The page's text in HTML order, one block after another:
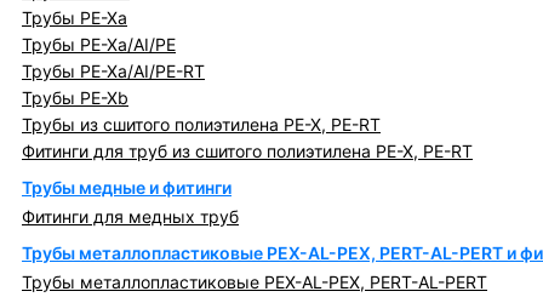
Трубы PE-Xa
Трубы PE-Xa/AI/PE
Трубы PE-Xa/AI/PE-RT
Трубы PE-Xb
Трубы из сшитого полиэтилена PE-X, PE-RT
Фитинги для труб из сшитого полиэтилена PE-X, PE-RT
Трубы медные и фитинги
Фитинги для медных труб
Трубы металлопластиковые PEX-AL-PEX, PERT-AL-PERT и
Трубы металлопластиковые PEX-AL-PEX, PERT-AL-PERT